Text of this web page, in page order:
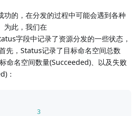
功的，在分发的过程中可能会遇到各种
为此，我们在
字段中记录了资源分发的一些状态，
先，Status记录了目标命名空间总数
命名空间数量(Succeeded)、以及失败
：
3